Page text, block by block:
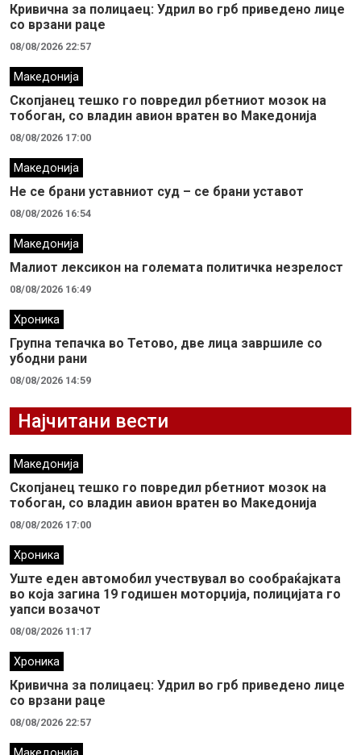
Кривична за полицаец: Удрил во грб приведено лице
со врзани раце
08/08/2026 22:57
Македонија
Скопјанец тешко го повредил рбетниот мозок на
тобоган, со владин авион вратен во Македонија
08/08/2026 17:00
Македонија
Не се брани уставниот суд – се брани уставот
08/08/2026 16:54
Македонија
Малиот лексикон на големата политичка незрелост
08/08/2026 16:49
Хроника
Групна тепачка во Тетово, две лица завршиле со
убодни рани
08/08/2026 14:59
Најчитани вести
Македонија
Скопјанец тешко го повредил рбетниот мозок на
тобоган, со владин авион вратен во Македонија
08/08/2026 17:00
Хроника
Уште еден автомобил учествувал во сообраќајката
во која загина 19 годишен моторџија, полицијата го
уапси возачот
08/08/2026 11:17
Хроника
Кривична за полицаец: Удрил во грб приведено лице
со врзани раце
08/08/2026 22:57